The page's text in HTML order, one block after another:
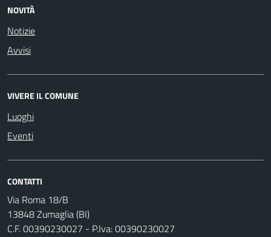
NOVITÀ
Notizie
Avvisi
VIVERE IL COMUNE
Luoghi
Eventi
CONTATTI
Via Roma 18/B
13848 Zumaglia (BI)
C.F. 00390230027 - P.Iva: 00390230027